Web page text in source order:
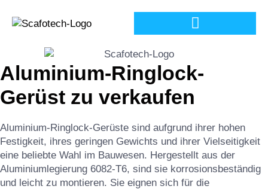
Aluminium-Ringlock-
Gerüst zu verkaufen
Aluminium-Ringlock-Gerüste sind aufgrund ihrer hohen
Festigkeit, ihres geringen Gewichts und ihrer Vielseitigkeit
eine beliebte Wahl im Bauwesen. Hergestellt aus der
Aluminiumlegierung 6082-T6, sind sie korrosionsbeständig
und leicht zu montieren. Sie eignen sich für die